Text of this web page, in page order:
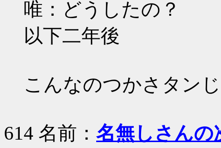
唯：どうしたの？
以下二年後
こんなのつかさタン
614 名前： 名無しさんの